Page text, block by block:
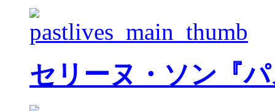
セリーヌ・ソン『